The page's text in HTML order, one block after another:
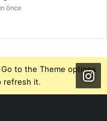
önce
to the Theme options
refresh it.